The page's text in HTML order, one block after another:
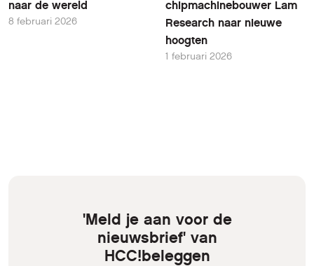
naar de wereld
8 februari 2026
chipmachinebouwer Lam
Research naar nieuwe
hoogten
1 februari 2026
'Meld je aan voor de
nieuwsbrief' van
HCC!beleggen